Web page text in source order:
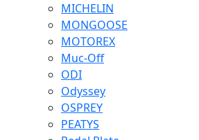
MICHELIN
MONGOOSE
MOTOREX
Muc-Off
ODI
Odyssey
OSPREY
PEATYS